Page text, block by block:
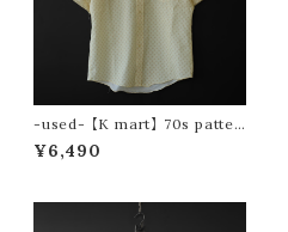
-used- 【K mart】 70s patter
n s/s shirt
¥6,490